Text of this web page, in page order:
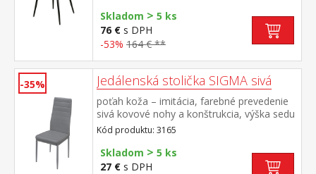
Skladom > 5 ks
76 € s DPH
-53% 164 € **
-35% Jedálenská stolička SIGMA sivá
poťah koža – imitácia, farebné prevedenie
sivá kovové nohy a konštrukcia, výška sedu
47 cm
Kód produktu: 3165
Skladom > 5 ks
27 € s DPH